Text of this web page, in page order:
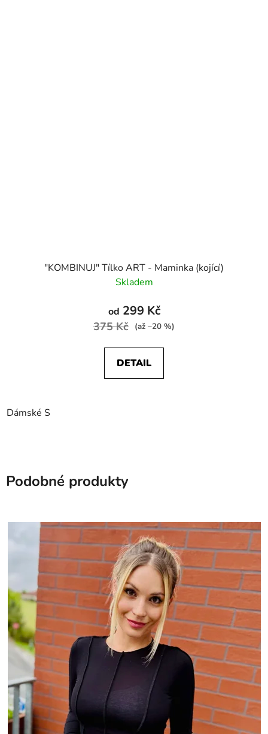
"KOMBINUJ" Tílko ART - Maminka (kojící)
Skladem
od 299 Kč
375 Kč (až –20 %)
DETAIL
Dámské S
Podobné produkty